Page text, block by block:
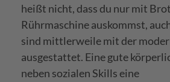
heißt nicht, dass du nur mit
Rührmaschine auskommst,
sind mittlerweile mit der
ausgestattet. Eine gute
neben sozialen Skills eine